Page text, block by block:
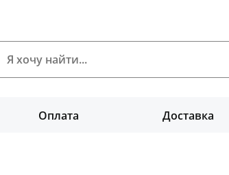
Оплата Доставка